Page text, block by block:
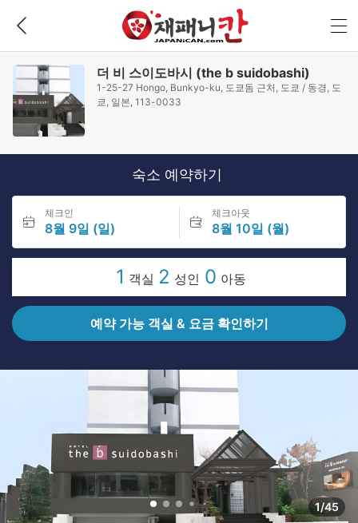
더 비 스이도바시 (the b suidobashi)
1-25-27 Hongo, Bunkyo-ku, 도쿄돔 근처, 도쿄 / 동경, 도
쿄, 일본, 113-0033
숙소 예약하기
체크인
8월 9일 (일)
체크아웃
8월 10일 (월)
1 객실 2 성인 0 아동
예약 가능 객실 & 요금 확인하기
1/45